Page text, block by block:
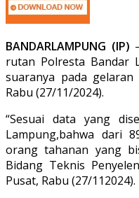
BANDARLAMPUNG (IP)
rutan Polresta Bandar
suaranya pada
Rabu (27/11/2024).
“Sesuai data yang
Lampung,bahwa dari
orang tahanan yang
Bidang Teknis
Pusat, Rabu (27/112024).